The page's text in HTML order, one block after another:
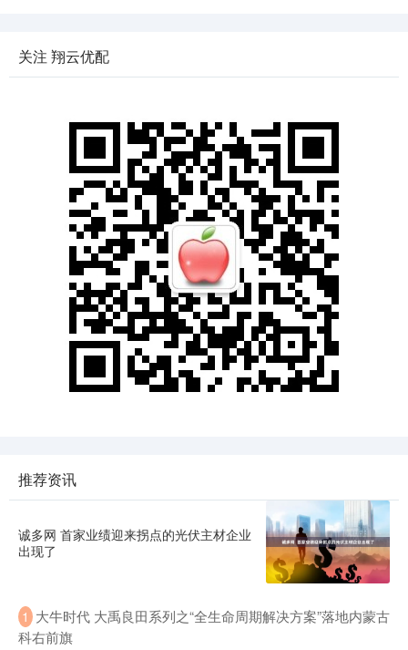
关注 翔云优配
推荐资讯
诚多网 首家业绩迎来拐点的光伏主材企业
出现了
1 大牛时代 大禹良田系列之“全生命周期解决方案”落地内蒙古
科右前旗